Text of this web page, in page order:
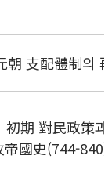
朝 支配體制의
期 對民政策
國史(744-